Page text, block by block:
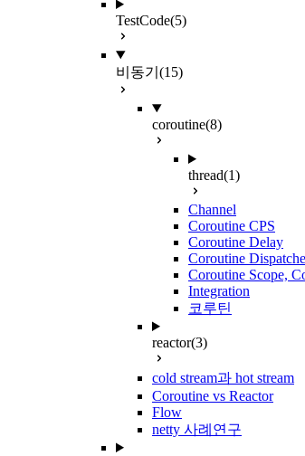
TestCode(5)
비동기 (15)
coroutine(8)
thread(1)
Channel
Coroutine CPS
Coroutine Delay
Coroutine
Coroutine Scope,
Integration
코루틴
reactor(3)
cold stream과 hot stream
Coroutine vs Reactor
Flow
netty 사례연구